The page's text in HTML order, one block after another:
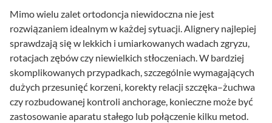
Mimo wielu zalet ortodoncja niewidoczna nie jest
rozwiązaniem idealnym w każdej sytuacji. Alignery najlepiej
sprawdzają się w lekkich i umiarkowanych wadach zgryzu,
rotacjach zębów czy niewielkich stłoczeniach. W bardziej
skomplikowanych przypadkach, szczególnie wymagających
dużych przesunięć korzeni, korekty relacji szczęka–żuchwa
czy rozbudowanej kontroli anchorage, konieczne może być
zastosowanie aparatu stałego lub połączenie kilku metod.